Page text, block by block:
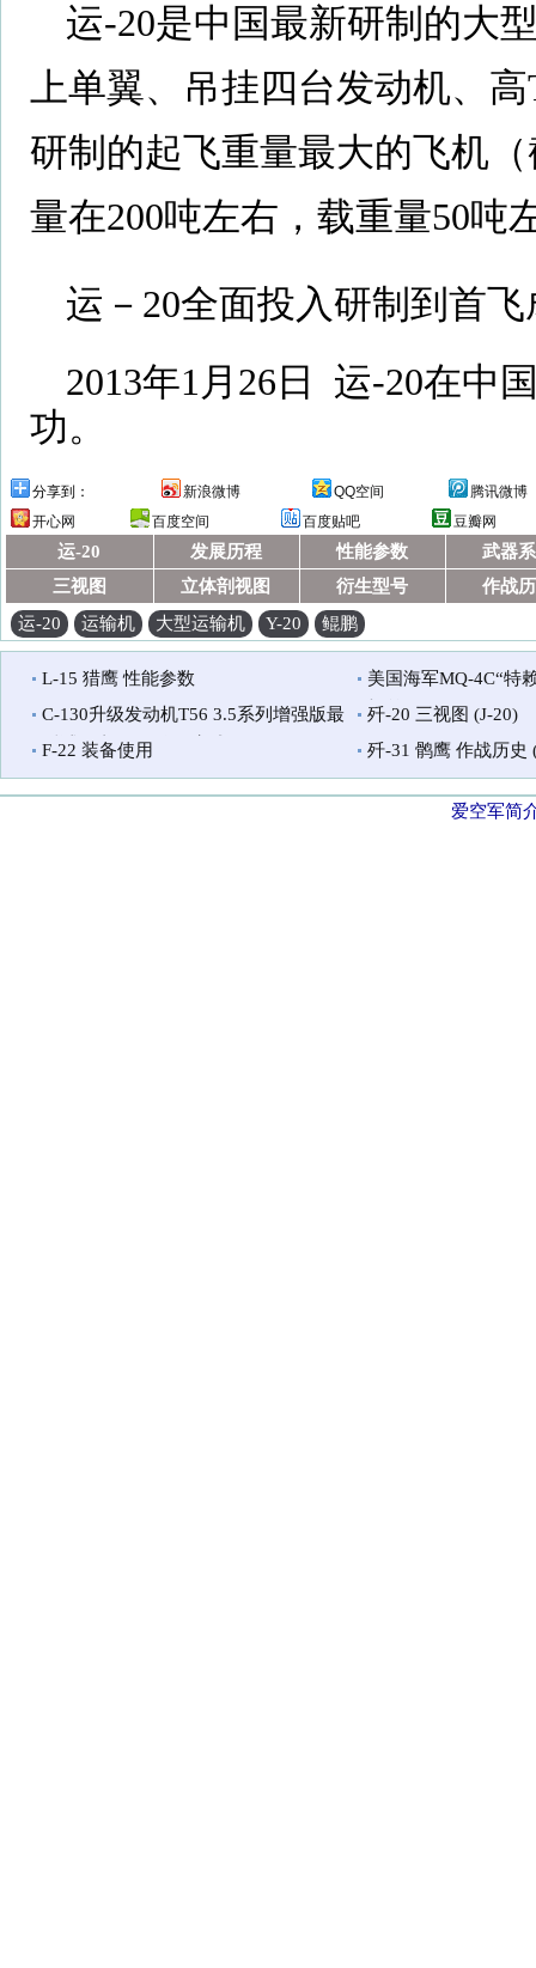
运-20是中国最新研制的大
上单翼、吊挂四台发动机、
研制的起飞重量最大的飞机
量在200吨左右，载重量50吨
运－20全面投入研制到首
2013年1月26日 运-20在中
功。
分享到： 新浪微博 QQ空间
腾讯微博
开心网
百度空间 百度贴吧 豆瓣网
运-20 发展历程 性能参数
武器
三视图
立体剖视图 衍生型号
作战
运-20
运输机 大型运输机 Y-20 鲲鹏
L-15 猎鹰 性能参数
美国海军MQ-4C“特
机首飞
C-130升级发动机T56 3.5系列增强版最
后试验由罗•罗公司完成
歼-20 三视图 (J-20)
F-22 装备使用
歼-31 鹘鹰 作战历史
爱空军简